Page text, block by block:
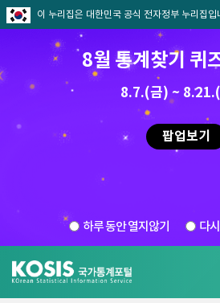
이 누리집은 대한민국 공식 전자정부 누리집입
8월 통계찾기 퀴
8.7.(금) ~
팝업보기
하루 동안 열지않기 다